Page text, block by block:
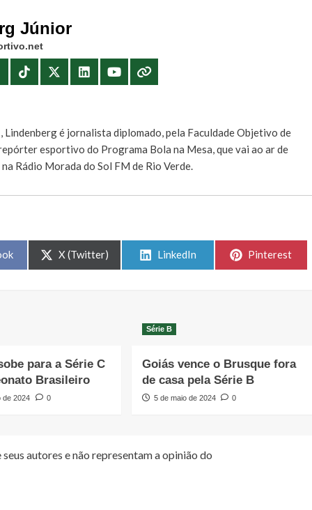
Júnior
, Lindenberg é jornalista diplomado, pela Faculdade Objetivo de
esportivo do Programa Bola na Mesa, que vai ao ar de
Rádio Morada do Sol FM de Rio Verde.
Share
X (Twitter)
Share
LinkedIn
Share
Pinterest
para a Série C
Brasileiro
de 2024 0
Série B
Goiás vence o Brusque fora
de casa pela Série B
5 de maio de 2024 0
autores e não representam a opinião do